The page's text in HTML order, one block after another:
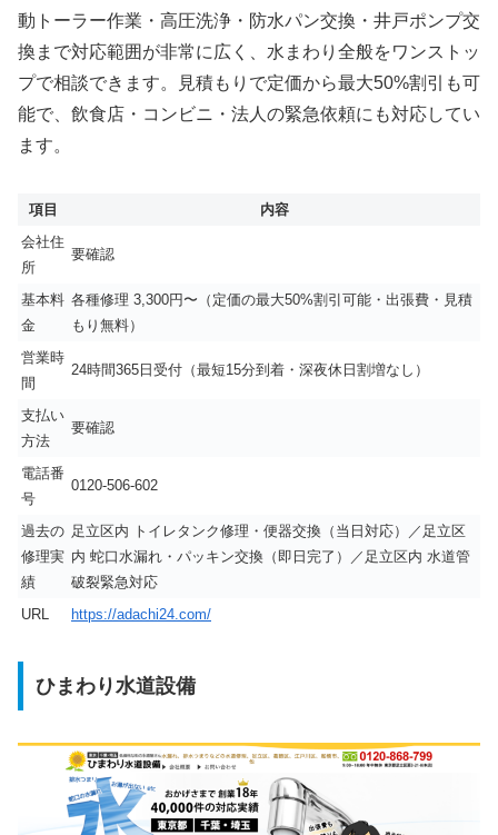
動トーラー作業・高圧洗浄・防水パン交換・井戸ポンプ交
換まで対応範囲が非常に広く、水まわり全般をワンストッ
プで相談できます。見積もりで定価から最大50%割引も可
能で、飲食店・コンビニ・法人の緊急依頼にも対応してい
ます。
項目
内容
会社住
所
要確認
基本料
金
各種修理 3,300円〜（定価の最大50%割引可能・出張費・見積
もり無料）
営業時
間
24時間365日受付（最短15分到着・深夜休日割増なし）
支払い
方法
要確認
電話番
号
0120-506-602
過去の
修理実
績
足立区内 トイレタンク修理・便器交換（当日対応）／足立区
内 蛇口水漏れ・パッキン交換（即日完了）／足立区内 水道管
破裂緊急対応
URL
https://adachi24.com/
ひまわり水道設備